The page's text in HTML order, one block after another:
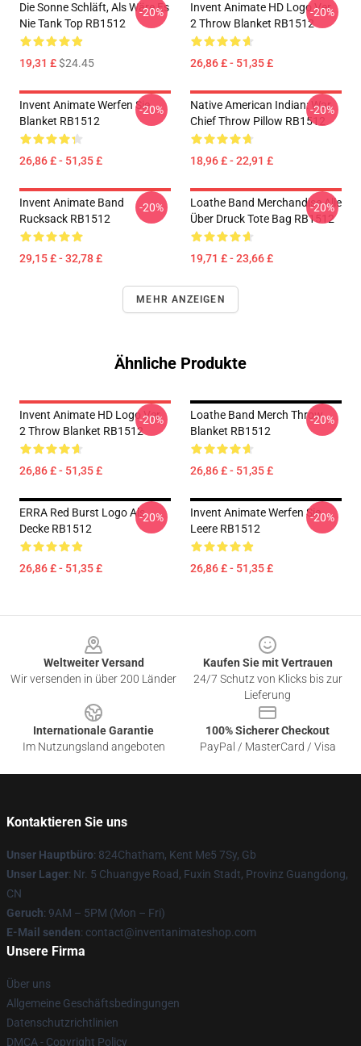
Die Sonne Schläft, Als Wäre Es
Nie Tank Top RB1512
19,31 £$24.45
-20%
Invent Animate HD Logo Ver.
2 Throw Blanket RB1512
26,86 £ - 51,35 £
-20%
Invent Animate Werfen Sie
Blanket RB1512
26,86 £ - 51,35 £
-20%
Native American Indian: War
Chief Throw Pillow RB1512
18,96 £ - 22,91 £
-20%
Invent Animate Band
Rucksack RB1512
29,15 £ - 32,78 £
-20%
Loathe Band Merchandise Alle
Über Druck Tote Bag RB1512
19,71 £ - 23,66 £
-20%
MEHR ANZEIGEN
Ähnliche Produkte
Invent Animate HD Logo Ver.
2 Throw Blanket RB1512
26,86 £ - 51,35 £
-20%
Loathe Band Merch Throw
Blanket RB1512
26,86 £ - 51,35 £
-20%
ERRA Red Burst Logo Als
Decke RB1512
26,86 £ - 51,35 £
-20%
Invent Animate Werfen Sie
Leere RB1512
26,86 £ - 51,35 £
-20%
Weltweiter Versand
Wir versenden in über 200 Länder
Kaufen Sie mit Vertrauen
24/7 Schutz von Klicks bis zur
Lieferung
Internationale Garantie
Im Nutzungsland angeboten
100% Sicherer Checkout
PayPal / MasterCard / Visa
Kontaktieren Sie uns
Unser Hauptbüro: 824Chatham, Kent Me5 7Sy, Gb
Unser Lager: Nr. 5 Chuangye Road, Fuxin Stadt, Provinz Guangdong,
CN
Geruch: 9AM – 5PM (Mon – Fri)
E-Mail senden: contact@inventanimateshop.com
Unsere Firma
Über uns
Allgemeine Geschäftsbedingungen
Datenschutzrichtlinien
DMCA - Copyright Policy